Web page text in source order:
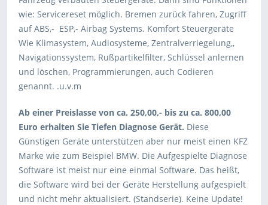
wie: Servicereset möglich. Bremen zurück fahren, Zugriff
auf ABS,- ESP,- Airbag Systems. Komfort Steuergeräte
Wie Klimasystem, Audiosysteme, Zentralverriegelung,,
Navigationssystem, Rußpartikelfilter, Schlüssel anlernen
und löschen, Programmierungen, auch Codieren
genannt. .u.v.m
Ab einer Preislasse von ca. 250,00,- bis zu ca. 800,00
Euro erhalten Sie Tiefen Diagnose Gerät. Diese
Günstigen Geräte unterstützen aber nur meist einen KFZ
Marke wie zum Beispiel BMW. Die Aufgespielte Diagnose
Software ist meist nur eine einmal Software. Das heißt,
die Software wird bei der Geräte Herstellung aufgespielt
und nicht mehr aktualisiert. (Standserie). Keine Update!